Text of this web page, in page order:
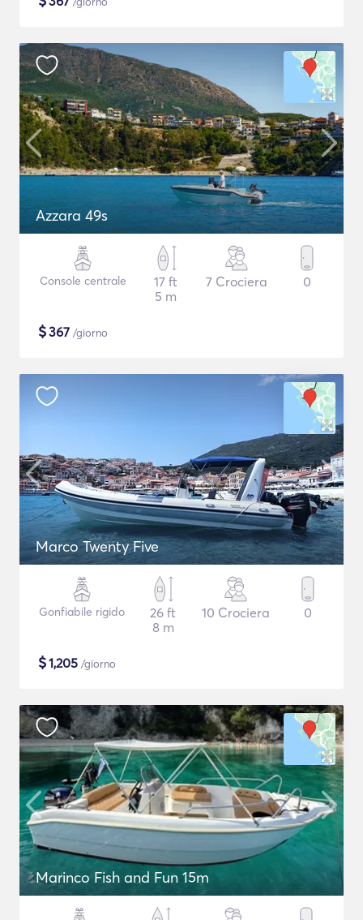
Azzara 49s
Console centrale
17 ft
5 m
7 Crociera 0
$367 /giorno
Marco Twenty Five
Gonfiabile rigido
26 ft
8 m
10 Crociera 0
$1,205 /giorno
Marinco Fish and Fun 15m